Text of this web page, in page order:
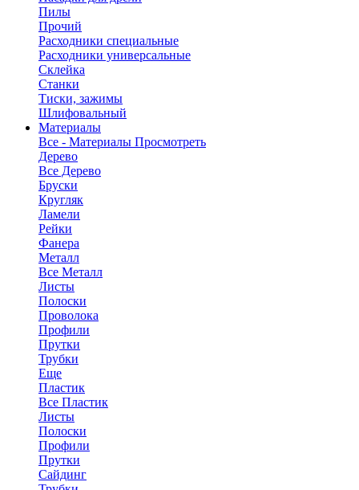
Пилы
Прочий
Расходники специальные
Расходники универсальные
Склейка
Станки
Тиски, зажимы
Шлифовальный
Материалы
Все - Материалы Просмотреть
Дерево
Все Дерево
Бруски
Кругляк
Ламели
Рейки
Фанера
Металл
Все Металл
Листы
Полоски
Проволока
Профили
Прутки
Трубки
Еще
Пластик
Все Пластик
Листы
Полоски
Профили
Прутки
Сайдинг